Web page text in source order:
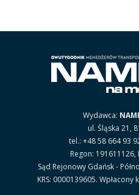
Wydawca:
ul. Śląska 21,
tel.: +48 58 664 93
Regon: 191611126,
Sąd Rejonowy Gdańsk -
KRS: 0000139605. Wpłacony